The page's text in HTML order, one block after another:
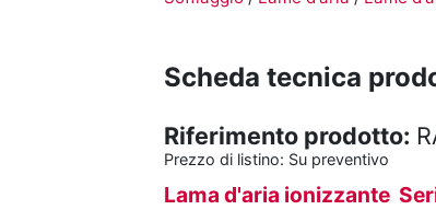
Scheda tecnica
Riferimento prodotto:
Prezzo di listino: Su preventivo
Lama d'aria ionizzante